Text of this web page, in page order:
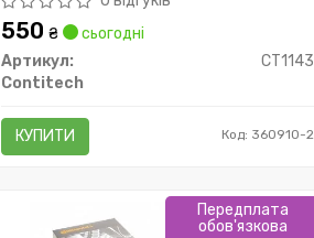
550₴
сьогодні
Артикул:
CT1143
Contitech
КУПИТИ Код: 360910-2
Передплата
обов'язкова